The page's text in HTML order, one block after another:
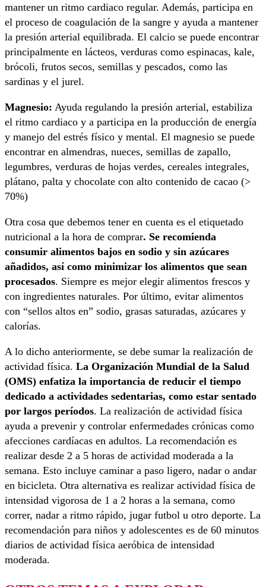
mantener un ritmo cardiaco regular. Además, participa en
el proceso de coagulación de la sangre y ayuda a mantener
la presión arterial equilibrada. El calcio se puede encontrar
principalmente en lácteos, verduras como espinacas, kale,
brócoli, frutos secos, semillas y pescados, como las
sardinas y el jurel.
Magnesio: Ayuda regulando la presión arterial, estabiliza
el ritmo cardiaco y a participa en la producción de energía
y manejo del estrés físico y mental. El magnesio se puede
encontrar en almendras, nueces, semillas de zapallo,
legumbres, verduras de hojas verdes, cereales integrales,
plátano, palta y chocolate con alto contenido de cacao (>
70%)
Otra cosa que debemos tener en cuenta es el etiquetado
nutricional a la hora de comprar. Se recomienda
consumir alimentos bajos en sodio y sin azúcares
añadidos, así como minimizar los alimentos que sean
procesados. Siempre es mejor elegir alimentos frescos y
con ingredientes naturales. Por último, evitar alimentos
con “sellos altos en” sodio, grasas saturadas, azúcares y
calorías.
A lo dicho anteriormente, se debe sumar la realización de
actividad física. La Organización Mundial de la Salud
(OMS) enfatiza la importancia de reducir el tiempo
dedicado a actividades sedentarias, como estar sentado
por largos períodos. La realización de actividad física
ayuda a prevenir y controlar enfermedades crónicas como
afecciones cardíacas en adultos. La recomendación es
realizar desde 2 a 5 horas de actividad moderada a la
semana. Esto incluye caminar a paso ligero, nadar o andar
en bicicleta. Otra alternativa es realizar actividad física de
intensidad vigorosa de 1 a 2 horas a la semana, como
correr, nadar a ritmo rápido, jugar futbol u otro deporte. La
recomendación para niños y adolescentes es de 60 minutos
diarios de actividad física aeróbica de intensidad
moderada.